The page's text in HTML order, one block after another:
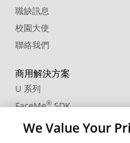
職缺訊息
校園大使
聯絡我們
商用解決方案
U 系列
FaceMe®SDK
We Value Your